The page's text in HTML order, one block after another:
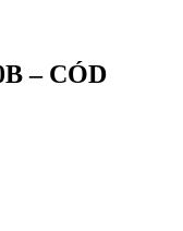
– CÓD